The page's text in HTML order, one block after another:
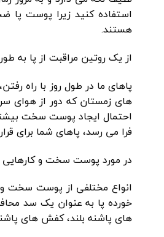
استفاده کنید زیرا پوست
هستند.
از یک روتین مراقبت از پا به
پاهای ما در طول روز با راه
های زمستان که دور از هوای
احتمال ایجاد پوست سخت
فرا می رسد، پاهای شما برای
در مورد پوست سخت و کارهایی
انواع مختلفی از پوست سخت
خورده پا به عنوان یک سد
های پاشنه بلند، کفش های